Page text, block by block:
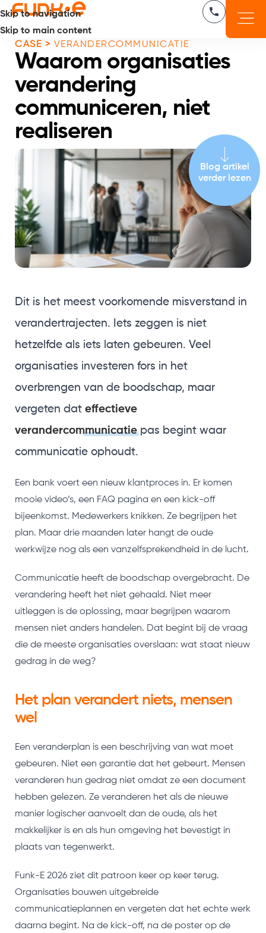
Skip to navigation
Skip to main content
CASE > VERANDERCOMMUNICATIE
Waarom organisaties
verandering
communiceren, niet
realiseren
Blog artikel
verder lezen
Dit is het meest voorkomende misverstand in
verandertrajecten. Iets zeggen is niet
hetzelfde als iets laten gebeuren. Veel
organisaties investeren fors in het
overbrengen van de boodschap, maar
vergeten dat effectieve
verandercommunicatiepas begint waar
communicatie ophoudt.
Een bank voert een nieuw klantproces in. Er komen
mooie video’s, een FAQ pagina en een kick-off
bijeenkomst. Medewerkers knikken. Ze begrijpen het
plan. Maar drie maanden later hangt de oude
werkwijze nog als een vanzelfsprekendheid in de lucht.
Communicatie heeft de boodschap overgebracht. De
verandering heeft het niet gehaald. Niet meer
uitleggen is de oplossing, maar begrijpen waarom
mensen niet anders handelen. Dat begint bij de vraag
die de meeste organisaties overslaan: wat staat nieuw
gedrag in de weg?
Het plan verandert niets, mensen
wel
Een veranderplan is een beschrijving van wat moet
gebeuren. Niet een garantie dat het gebeurt. Mensen
veranderen hun gedrag niet omdat ze een document
hebben gelezen. Ze veranderen het als de nieuwe
manier logischer aanvoelt dan de oude, als het
makkelijker is en als hun omgeving het bevestigt in
plaats van tegenwerkt.
Funk-E 2026 ziet dit patroon keer op keer terug.
Organisaties bouwen uitgebreide
communicatieplannen en vergeten dat het echte werk
daarna begint. Na de kick-off, na de poster op de